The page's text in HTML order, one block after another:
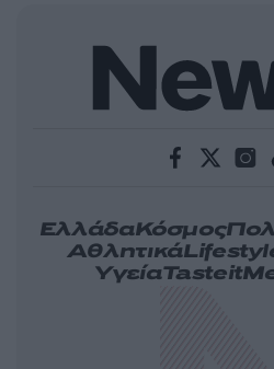
ΕλλάδαΚόσμος
Αθλητικά
ΥγείαTasteit